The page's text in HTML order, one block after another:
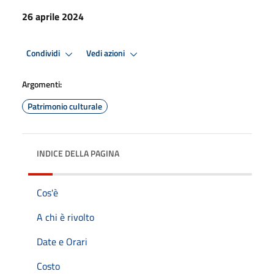
26 aprile 2024
Condividi Vedi azioni
Argomenti:
Patrimonio culturale
INDICE DELLA PAGINA
Cos'è
A chi è rivolto
Date e Orari
Costo